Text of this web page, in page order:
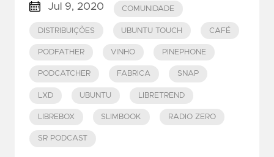
Jul 9, 2020 COMUNIDADE
DISTRIBUIÇÕES UBUNTU TOUCH CAFÉ
PODFATHER VINHO PINEPHONE
PODCATCHER FABRICA SNAP
LXD UBUNTU LIBRETREND
LIBREBOX SLIMBOOK RADIO ZERO
SR PODCAST